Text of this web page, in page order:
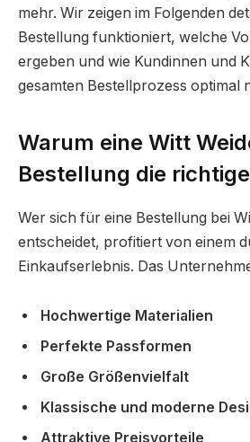
mehr. Wir zeigen im Folgenden
Bestellung funktioniert, welche
ergeben und wie Kundinnen und
gesamten Bestellprozess optimal
Warum eine Witt
Bestellung die
Wer sich für eine Bestellung bei
entscheidet, profitiert von einem
Einkaufserlebnis. Das
Hochwertige Materialien
Perfekte Passformen
Große Größenvielfalt
Klassische und moderne
Attraktive Preisvorteile